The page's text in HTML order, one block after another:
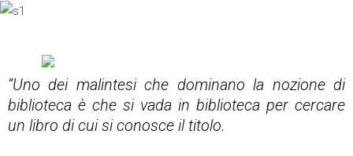
“Uno dei malintesi che dominano la nozione di
biblioteca è che si vada in biblioteca per cercare
un libro di cui si conosce il titolo.